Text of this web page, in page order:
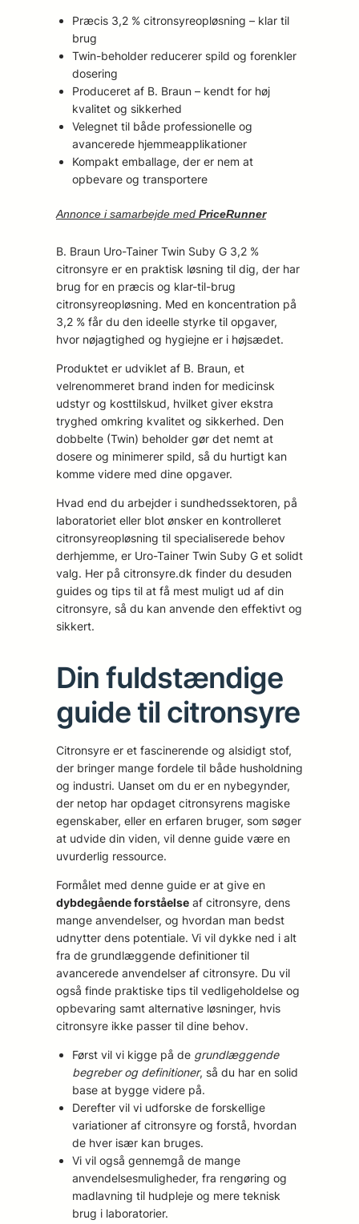
Præcis 3,2 % citronsyreopløsning – klar til
brug
Twin-beholder reducerer spild og forenkler
dosering
Produceret af B. Braun – kendt for høj
kvalitet og sikkerhed
Velegnet til både professionelle og
avancerede hjemmeapplikationer
Kompakt emballage, der er nem at
opbevare og transportere
Annonce i samarbejde med PriceRunner
B. Braun Uro-Tainer Twin Suby G 3,2 %
citronsyre er en praktisk løsning til dig, der har
brug for en præcis og klar-til-brug
citronsyreopløsning. Med en koncentration på
3,2 % får du den ideelle styrke til opgaver,
hvor nøjagtighed og hygiejne er i højsædet.
Produktet er udviklet af B. Braun, et
velrenommeret brand inden for medicinsk
udstyr og kosttilskud, hvilket giver ekstra
tryghed omkring kvalitet og sikkerhed. Den
dobbelte (Twin) beholder gør det nemt at
dosere og minimerer spild, så du hurtigt kan
komme videre med dine opgaver.
Hvad end du arbejder i sundhedssektoren, på
laboratoriet eller blot ønsker en kontrolleret
citronsyreopløsning til specialiserede behov
derhjemme, er Uro-Tainer Twin Suby G et solidt
valg. Her på citronsyre.dk finder du desuden
guides og tips til at få mest muligt ud af din
citronsyre, så du kan anvende den effektivt og
sikkert.
Din fuldstændige
guide til citronsyre
Citronsyre er et fascinerende og alsidigt stof,
der bringer mange fordele til både husholdning
og industri. Uanset om du er en nybegynder,
der netop har opdaget citronsyrens magiske
egenskaber, eller en erfaren bruger, som søger
at udvide din viden, vil denne guide være en
uvurderlig ressource.
Formålet med denne guide er at give en
dybdegående forståelse af citronsyre, dens
mange anvendelser, og hvordan man bedst
udnytter dens potentiale. Vi vil dykke ned i alt
fra de grundlæggende definitioner til
avancerede anvendelser af citronsyre. Du vil
også finde praktiske tips til vedligeholdelse og
opbevaring samt alternative løsninger, hvis
citronsyre ikke passer til dine behov.
Først vil vi kigge på de grundlæggende
begreber og definitioner, så du har en solid
base at bygge videre på.
Derefter vil vi udforske de forskellige
variationer af citronsyre og forstå, hvordan
de hver især kan bruges.
Vi vil også gennemgå de mange
anvendelsesmuligheder, fra rengøring og
madlavning til hudpleje og mere teknisk
brug i laboratorier.